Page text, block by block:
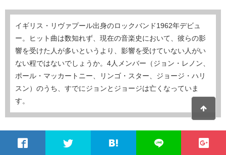
イギリス・リヴァプール出身のロックバンド1962年デビュ
ー。ヒット曲は数知れず、現在の音楽史において、彼らの影
響を受けた人が多いというより、影響を受けていない人がい
ない程ではないでしょうか。4人メンバー（ジョン・レノン、
ポール・マッカートニー、リンゴ・スター、ジョージ・ハリ
スン）のうち、すでにジョンとジョージは亡くなっていま
す。